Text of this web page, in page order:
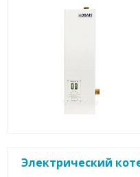
Электрический